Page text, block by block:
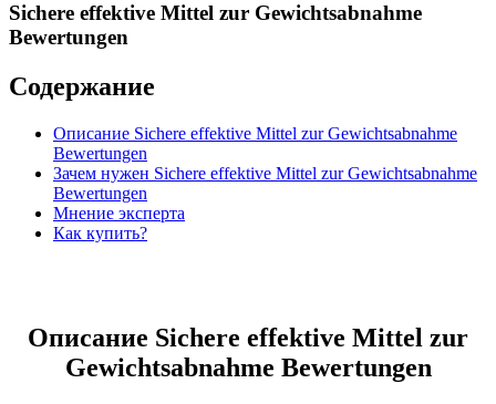
Sichere effektive Mittel zur Gewichtsabnahme
Bewertungen
Содержание
Описание Sichere effektive Mittel zur Gewichtsabnahme
Bewertungen
Зачем нужен Sichere effektive Mittel zur Gewichtsabnahme
Bewertungen
Мнение эксперта
Как купить?
Описание Sichere effektive Mittel zur
Gewichtsabnahme Bewertungen